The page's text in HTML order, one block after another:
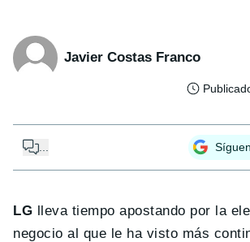
Javier Costas Franco
LG lleva tiempo apostando por la
negocio al que le ha visto más